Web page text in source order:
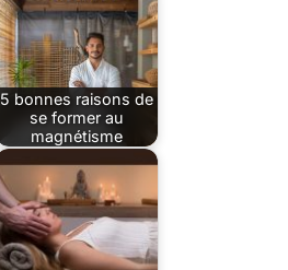
5 bonnes raisons de
se former au
magnétisme